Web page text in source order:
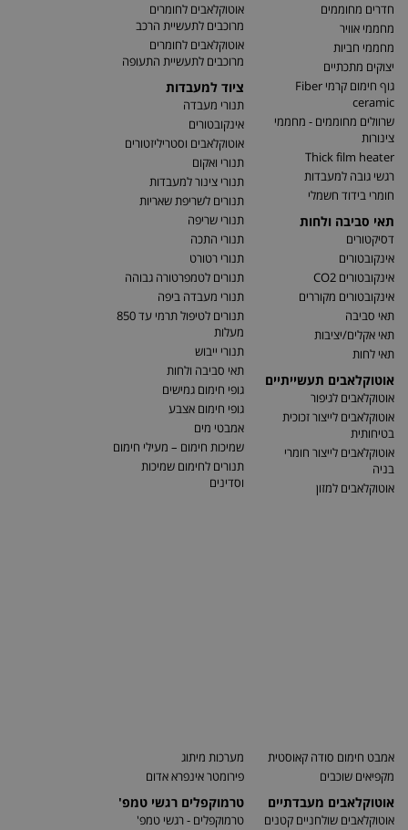
חדרים מחוממים
מחממי אוויר
מחממי חביות
יצוקים מתכתיים
גוף חימום קרמי Fiber
ceramic
שרוולים מחוממים - מחממי
צינורות
Thick film heater
רגשי גובה למעבדות
חומרי בידוד חשמלי
תאי סביבה ולחות
דסיקטורים
אינקובטורים
אינקובטורים CO2
אינקובטורים מקוררים
תאי סביבה
תאי אקלים/יציבות
תאי לחות
אוטוקלאבים תעשייתיים
אוטוקלאבים לגיפור
אוטוקלאבים לייצור זכוכית
בטיחותית
אוטוקלאבים לייצור חומרי
בניה
אוטוקלאבים למזון
אוטוקלאבים לחומרים
מרוכבים לתעשיית הרכב
אוטוקלאבים לחומרים
מרוכבים לתעשיית התעופה
ציוד למעבדות
תנורי מעבדה
אינקובטורים
אוטוקלאבים וסטריליזטורים
תנורי ואקום
תנורי צינור למעבדות
תנורים לשריפת שאריות
תנורי שריפה
תנורי התכה
תנורי רטורט
תנורים לטמפרטורה גבוהה
תנורי מעבדה ביפה
תנורים לטיפול תרמי עד 850
מעלות
תנורי ייבוש
תאי סביבה ולחות
גופי חימום גמישים
גופי חימום אצבע
אמבטי מים
שמיכות חימום – מעילי חימום
תנורים לחימום שמיכות
וסדינים
אמבט חימום סודה קאוסטית
מקפיאים שוכבים
אוטוקלאבים מעבדתיים
אוטוקלאבים שולחניים קטנים
מערכות מיתוג
פירומטר אינפרא אדום
טרמוקפלים רגשי טמפ'
טרמוקפלים - רגשי טמפ'